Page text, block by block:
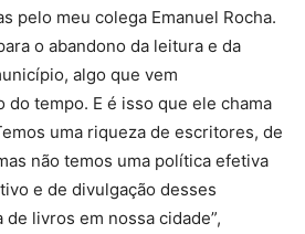
pelo meu colega Emanuel Rocha.
o abandono da leitura e da
algo que vem
do tempo. E é isso que ele chama
uma riqueza de escritores, de
não temos uma política efetiva
e de divulgação desses
livros em nossa cidade”,